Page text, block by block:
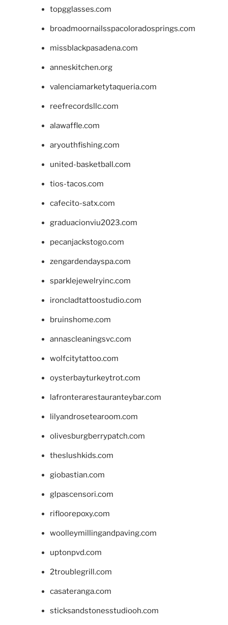
topgglasses.com
broadmoornailsspacoloradosprings.com
missblackpasadena.com
anneskitchen.org
valenciamarketytaqueria.com
reefrecordsllc.com
alawaffle.com
aryouthfishing.com
united-basketball.com
tios-tacos.com
cafecito-satx.com
graduacionviu2023.com
pecanjackstogo.com
zengardendayspa.com
sparklejewelryinc.com
ironcladtattoostudio.com
bruinshome.com
annascleaningsvc.com
wolfcitytattoo.com
oysterbayturkeytrot.com
lafronterarestauranteybar.com
lilyandrosetearoom.com
olivesburgberrypatch.com
theslushkids.com
giobastian.com
glpascensori.com
rifloorepoxy.com
woolleymillingandpaving.com
uptonpvd.com
2troublegrill.com
casateranga.com
sticksandstonesstudiooh.com